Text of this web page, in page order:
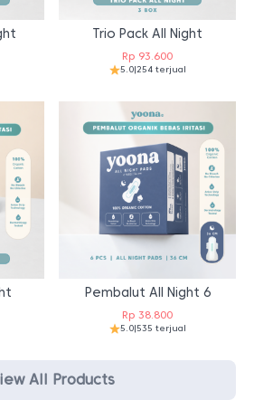
Trio Pack All Night
Rp 93.600
5.0|254 terjual
Pembalut All Night 6
Rp 38.800
5.0|535 terjual
All Products